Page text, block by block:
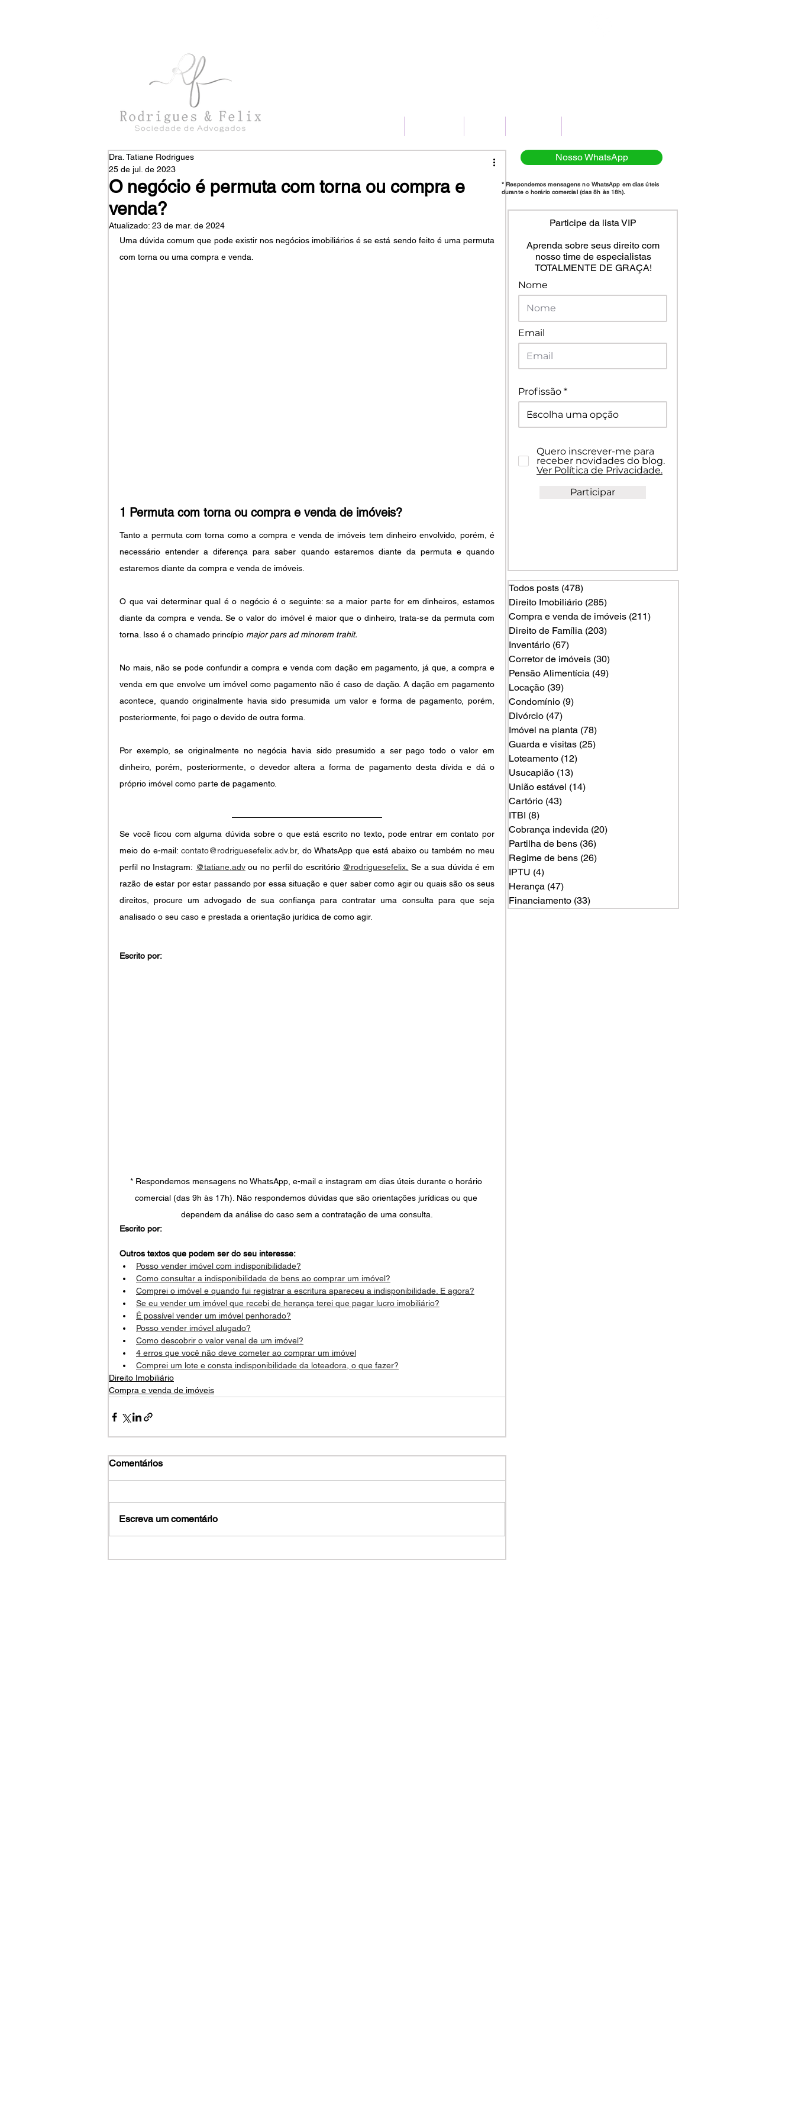
O negócio é permuta com torna ou compra e
venda?
Dra. Tatiane Rodrigues
25 de jul. de 2023
Atualizado: 23 de mar. de 2024
Uma dúvida comum que pode existir nos negócios imobiliários é se está sendo feito é uma permuta
com torna ou uma compra e venda.
1 Permuta com torna ou compra e venda de imóveis?
Tanto a permuta com torna como a compra e venda de imóveis tem dinheiro envolvido, porém, é
necessário entender a diferença para saber quando estaremos diante da permuta e quando
estaremos diante da compra e venda de imóveis.
O que vai determinar qual é o negócio é o seguinte: se a maior parte for em dinheiros, estamos
diante da compra e venda. Se o valor do imóvel é maior que o dinheiro, trata-se da permuta com
torna. Isso é o chamado princípio major pars ad minorem trahit.
No mais, não se pode confundir a compra e venda com dação em pagamento, já que, a compra e
venda em que envolve um imóvel como pagamento não é caso de dação. A dação em pagamento
acontece, quando originalmente havia sido presumida um valor e forma de pagamento, porém,
posteriormente, foi pago o devido de outra forma.
Por exemplo, se originalmente no negócia havia sido presumido a ser pago todo o valor em
dinheiro, porém, posteriormente, o devedor altera a forma de pagamento desta dívida e dá o
próprio imóvel como parte de pagamento.
Se você ficou com alguma dúvida sobre o que está escrito no texto, pode entrar em contato por
meio do e-mail: contato@rodriguesefelix.adv.br, do WhatsApp que está abaixo ou também no meu
perfil no Instagram: @tatiane.adv ou no perfil do escritório @rodriguesefelix Se a sua dúvida é em
razão de estar por estar passando por essa situação e quer saber como agir ou quais são os seus
direitos, procure um advogado de sua confiança para contratar uma consulta para que seja
analisado o seu caso e prestada a orientação jurídica de como agir.
Escrito por:
* Respondemos mensagens no WhatsApp, e-mail e instagram em dias úteis durante o horário
comercial (das 9h às 17h). Não respondemos dúvidas que são orientações jurídicas ou que
dependem da análise do caso sem a contratação de uma consulta.
Escrito por:
Outros textos que podem ser do seu interesse:
Posso vender imóvel com indisponibilidade?
Como consultar a indisponibilidade de bens ao comprar um imóvel?
Comprei o imóvel e quando fui registrar a escritura apareceu a indisponibilidade. E agora?
Se eu vender um imóvel que recebi de herança terei que pagar lucro imobiliário?
É possível vender um imóvel penhorado?
Posso vender imóvel alugado?
Como descobrir o valor venal de um imóvel?
4 erros que você não deve cometer ao comprar um imóvel
Comprei um lote e consta indisponibilidade da loteadora, o que fazer?
Direito Imobiliário
Compra e venda de imóveis
Comentários
Escreva um comentário
Participe da lista VIP
Aprenda sobre seus direito com
nosso time de especialistas
TOTALMENTE DE GRAÇA!
Nome
Email
Profissão
Quero inscrever-me para
receber novidades do blog.
Ver Política de Privacidade.
Participar
Todos posts (478)
Direito Imobiliário (285)
Compra e venda de imóveis (211)
Direito de Família (203)
Inventário (67)
Corretor de imóveis (30)
Pensão Alimentícia (49)
Locação (39)
Condomínio (9)
Divórcio (47)
Imóvel na planta (78)
Guarda e visitas (25)
Loteamento (12)
Usucapião (13)
União estável (14)
Cartório (43)
ITBI (8)
Cobrança indevida (20)
Partilha de bens (36)
Regime de bens (26)
IPTU (4)
Herança (47)
Financiamento (33)
Nosso WhatsApp
* Respondemos mensagens no WhatsApp em dias úteis
durante o horário comercial (das 8h às 18h).